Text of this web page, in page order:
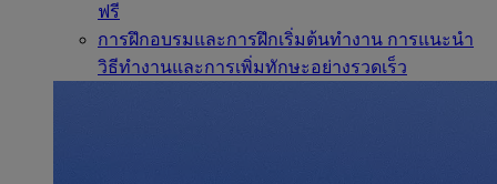
ฟรี
การฝึกอบรมและการฝึกเริ่มต้นทำงาน การแนะนำ
วิธีทำงานและการเพิ่มทักษะอย่างรวดเร็ว